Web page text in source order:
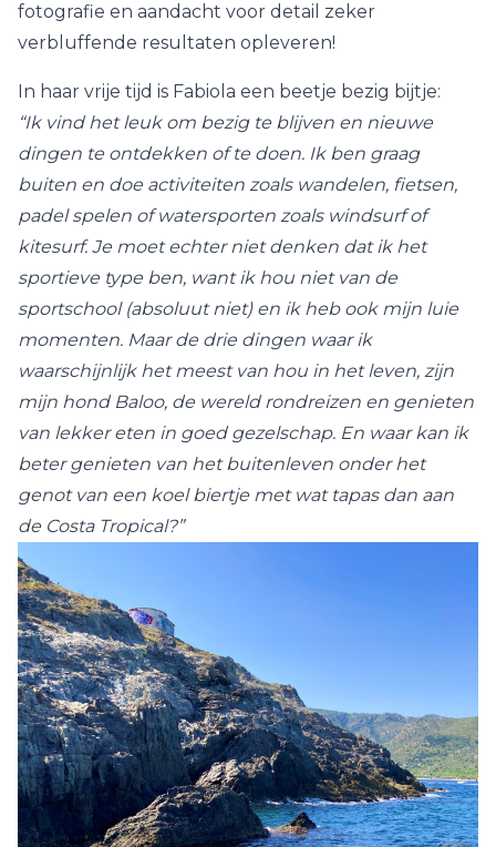
fotografie en aandacht voor detail zeker
verbluffende resultaten opleveren!
In haar vrije tijd is Fabiola een beetje bezig bijtje:
“Ik vind het leuk om bezig te blijven en nieuwe
dingen te ontdekken of te doen. Ik ben graag
buiten en doe activiteiten zoals wandelen, fietsen,
padel spelen of watersporten zoals windsurf of
kitesurf. Je moet echter niet denken dat ik het
sportieve type ben, want ik hou niet van de
sportschool (absoluut niet) en ik heb ook mijn luie
momenten. Maar de drie dingen waar ik
waarschijnlijk het meest van hou in het leven, zijn
mijn hond Baloo, de wereld rondreizen en genieten
van lekker eten in goed gezelschap. En waar kan ik
beter genieten van het buitenleven onder het
genot van een koel biertje met wat tapas dan aan
de Costa Tropical?”